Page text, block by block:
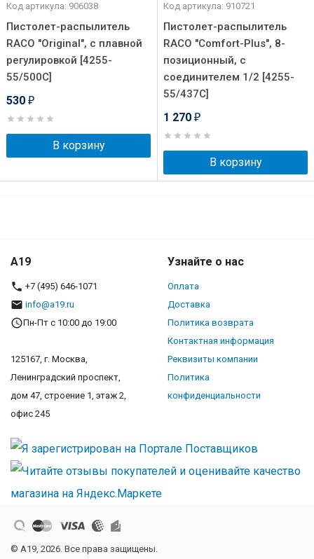
Код артикула: 906038
Пистолет-распылитель
RACO "Original", с плавной
регулировкой [4255-
55/500C]
530 ₽
В корзину
Код артикула: 910721
Пистолет-распылитель
RACO "Comfort-Plus", 8-
позиционный, с
соединителем 1/2 [4255-
55/437C]
1 270 ₽
В корзину
A19
+7 (495) 646-1071
info@a19.ru
Пн-Пт с 10:00 до 19:00
125167, г. Москва,
Ленинградский проспект,
дом 47, строение 1, этаж 2,
офис 245
Узнайте о нас
Оплата
Доставка
Политика возврата
Контактная информация
Реквизиты компании
Политика
конфиденциальности
© A19, 2026. Все права защищены.